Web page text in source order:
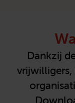
Dankzij
vrijwilligers,